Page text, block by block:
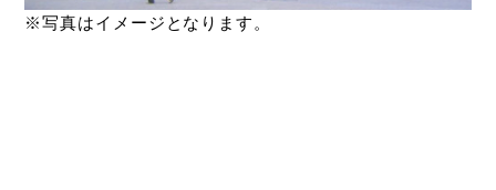
※写真はイメージとなります。